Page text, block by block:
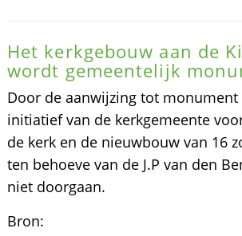
Het kerkgebouw aan de
wordt gemeentelijk
Door de aanwijzing tot monument
initiatief van de kerkgemeente
de kerk en de nieuwbouw van 16
ten behoeve van de J.P van den
niet doorgaan.
Bron: